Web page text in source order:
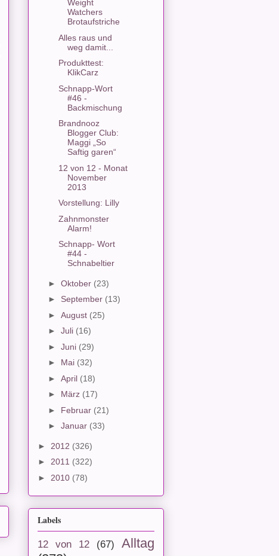
Weight
Watchers
Brotaufstriche
Alles raus und
weg damit...
Produkttest:
KlikCarz
Schnapp-Wort
#46 -
Backmischung
Brandnooz
Blogger Club:
Maggi „So
Saftig garen“
12 von 12 - Monat
November
2013
Vorstellung: Lilly
Zahnmonster
Alarm!
Schnapp- Wort
#44 -
Schnabeltier
► Oktober (23)
► September (13)
► August (25)
► Juli (16)
► Juni (29)
► Mai (32)
► April (18)
► März (17)
► Februar (21)
► Januar (33)
► 2012 (326)
► 2011 (322)
► 2010 (78)
Labels
12 von 12 (67)
Alltag